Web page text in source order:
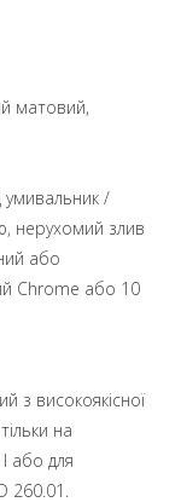
матовий,
умивальник /
нерухомий злив
або
Chrome або 10
з високоякісної
на
або для
260.01.